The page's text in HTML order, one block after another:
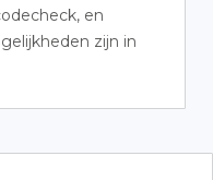
en
zijn in